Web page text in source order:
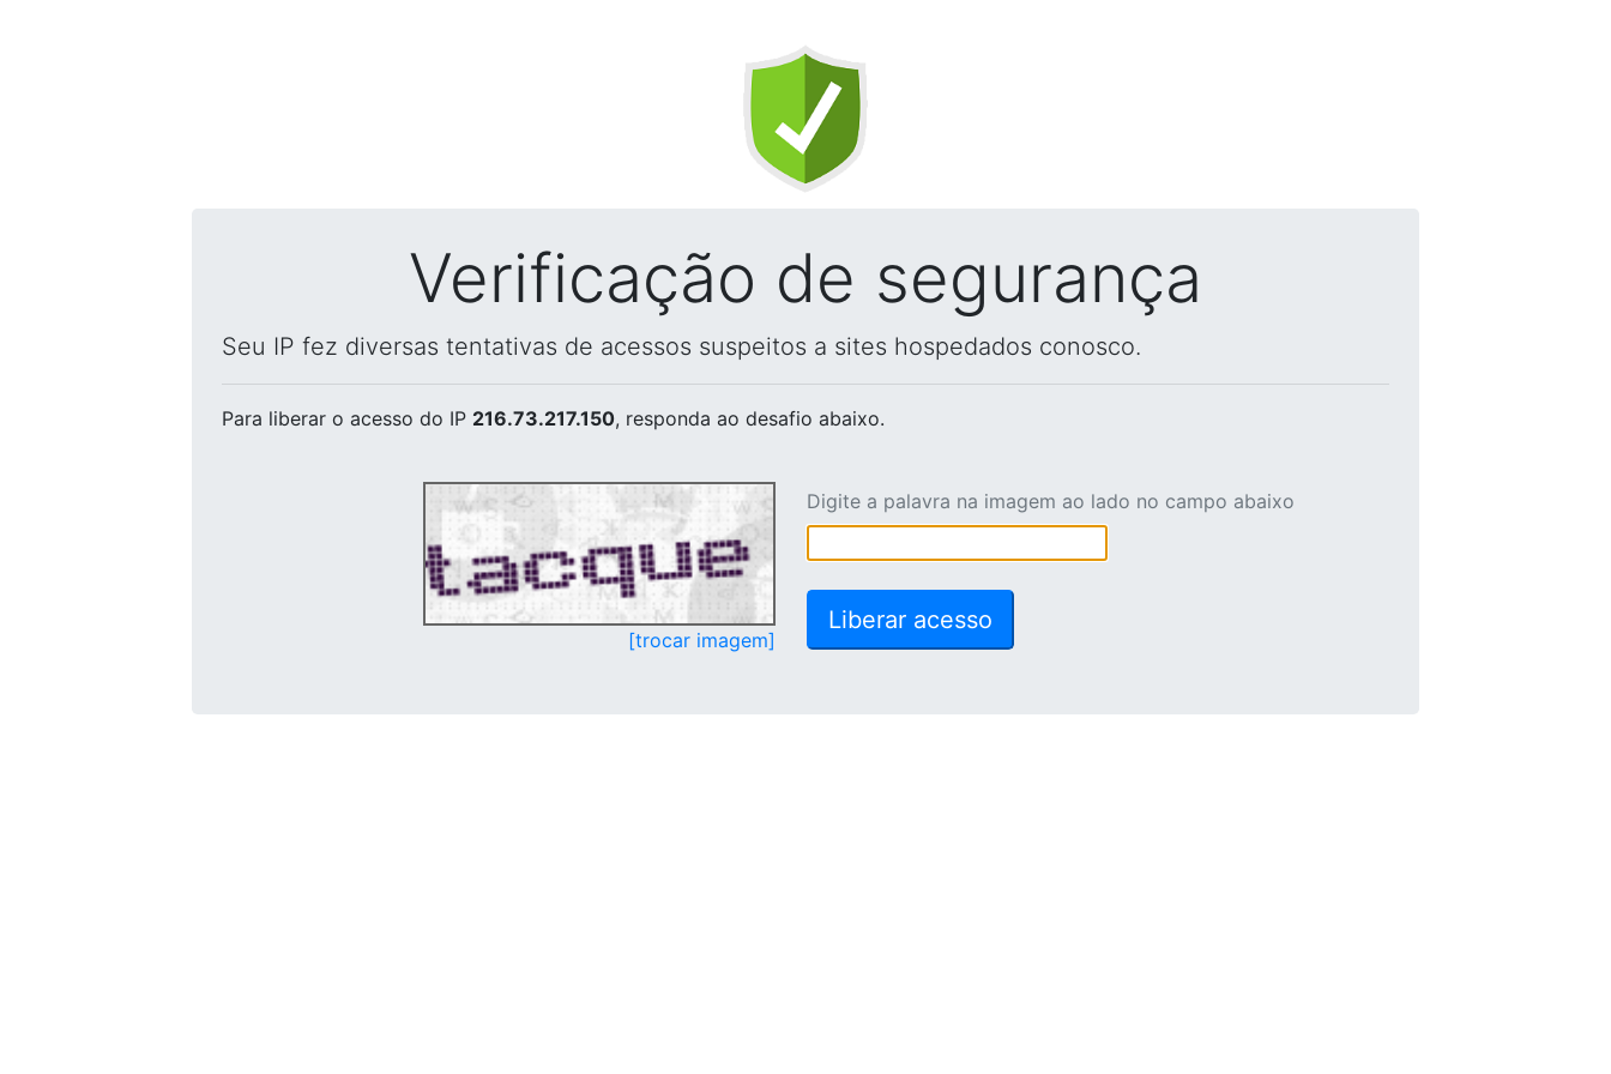
Verificação de segurança
Seu IP fez diversas tentativas de acessos suspeitos a sites hospedados conosco.
Para liberar o acesso do IP 216.73.217.150, responda ao desafio abaixo.
[trocar imagem]
Digite a palavra na imagem ao lado no campo abaixo